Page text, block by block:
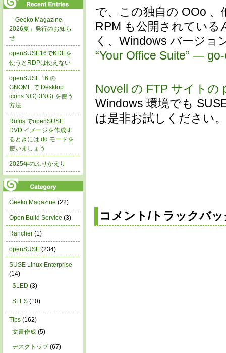
で、この独自の OOo
RPM も公開されてい
く、Windows バージョ
“Your Office Suite” —
Novell の FTP サイトの
Windows 環境でも
は是非お試しください。
コメント/トラックバ
「Geeko Magazine
2026夏」発行のお知ら
せ
openSUSE16でKDEを
使うとRDPは使えない
openSUSE 16 の
GNOME で Desktop
icons NG(DING) を使う
方法
Rufus でopenSUSE
DVD イメージを作成す
るときには dd モードを
使いましょう
2025年のふりかえり
Geeko Magazine (22)
Open Build Service (3)
Rancher (1)
openSUSE (234)
SUSE Linux Enterprise
(14)
SLED (3)
SLES (10)
Tips (162)
文書作成 (5)
デスクトップ(67)